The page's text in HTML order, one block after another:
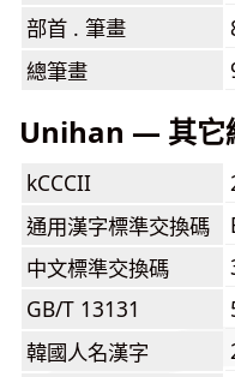
部首 . 筆畫
總筆畫
Unihan — 其它
kCCCII
通用漢字標準交換碼
中文標準交換碼
GB/T 13131
韓國人名漢字